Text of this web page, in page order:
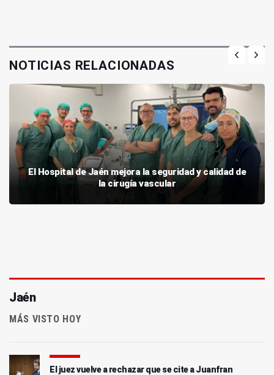
NOTICIAS RELACIONADAS
El Hospital de Jaén mejora la seguridad y calidad de
la cirugía vascular
Jaén
MÁS VISTO HOY
El juez vuelve a rechazar que se cite a Juanfran